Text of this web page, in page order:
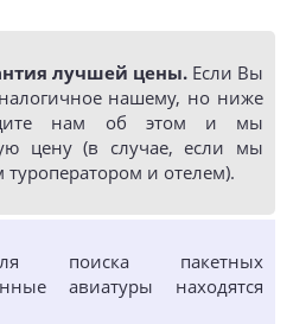
лучшей цены. Если Вы
нашему, но ниже
нам об этом и мы
цену (в случае, если мы
и отелем).
поиска пакетных
авиатуры находятся